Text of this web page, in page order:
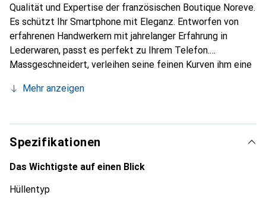
Qualität und Expertise der französischen Boutique Noreve.
Es schützt Ihr Smartphone mit Eleganz. Entworfen von
erfahrenen Handwerkern mit jahrelanger Erfahrung in
Lederwaren, passt es perfekt zu Ihrem Telefon.
Massgeschneidert, verleihen seine feinen Kurven ihm eine
unverzichtbaren Accessoire für Ihr Smartphone. Die Marke
anerkannt und eine zuverlässige Wahl für eine
anspruchsvolle Kundschaft.
Mehr anzeigen
Spezifikationen
Das Wichtigste auf einen Blick
Hüllentyp